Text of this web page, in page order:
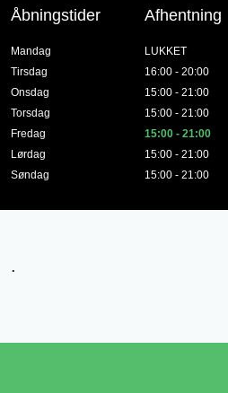
Åbningstider
Mandag
Tirsdag
Onsdag
Torsdag
Fredag
Lørdag
Søndag
Afhentning
LUKKET
16:00 - 20:00
15:00 - 21:00
15:00 - 21:00
15:00 - 21:00
15:00 - 21:00
15:00 - 21:00
.